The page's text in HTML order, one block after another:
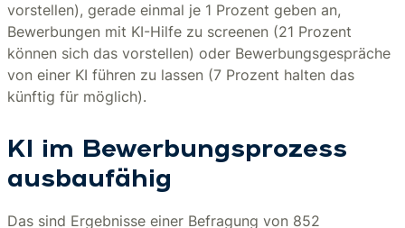
vorstellen), gerade einmal je 1 Prozent geben an,
Bewerbungen mit KI-Hilfe zu screenen (21 Prozent
können sich das vorstellen) oder Bewerbungsgespräche
von einer KI führen zu lassen (7 Prozent halten das
künftig für möglich).
KI im Bewerbungsprozess
ausbaufähig
Das sind Ergebnisse einer Befragung von 852